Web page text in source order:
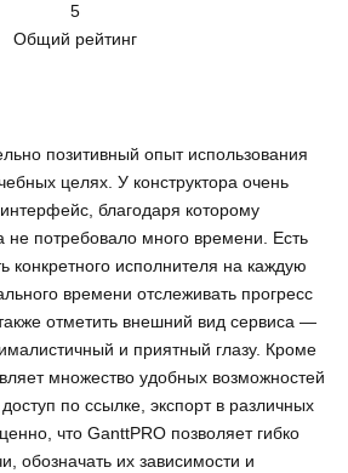
5
Общий рейтинг
позитивный опыт использования
целях. У конструктора очень
благодаря которому
не потребовало много времени. Есть
конкретного исполнителя на каждую
времени отслеживать прогресс
отметить внешний вид сервиса —
и приятный глазу. Кроме
множество удобных возможностей
по ссылке, экспорт в различных
что GanttPRO позволяет гибко
обозначать их зависимости и